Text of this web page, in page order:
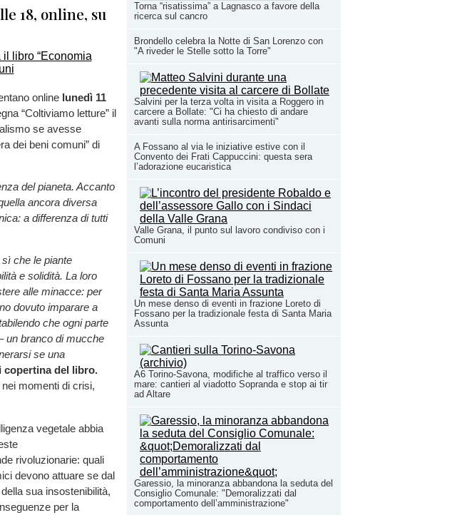
Torna “risatissima” a Lagnasco a favore della
ricerca sul cancro
Brondello celebra la Notte di San Lorenzo con
"A riveder le Stelle sotto la Torre"
Salvini per la terza volta in visita a Roggero in
carcere a Bollate: "Ci ha chiesto di andare
avanti sulla norma antirisarcimenti"
A Fossano al via le iniziative estive con il
Convento dei Frati Cappuccini: questa sera
l’adorazione eucaristica
Valle Grana, il punto sul lavoro condiviso con i
Comuni
Un mese denso di eventi in frazione Loreto di
Fossano per la tradizionale festa di Santa Maria
Assunta
A6 Torino-Savona, modifiche al traffico verso il
mare: cantieri al viadotto Sopranda e stop ai tir
ad Altare
Garessio, la minoranza abbandona la seduta del
Consiglio Comunale: "Demoralizzati dal
comportamento dell’amministrazione"
18, online, su
online lunedì 11
“Coltiviamo letture” il
se avesse
dei beni comuni” di
del pianeta. Accanto
ancora diversa
a differenza di tutti
che le piante
e solidità. La loro
alle minacce: per
dovuto imparare a
che ogni parte
un branco di mucche
se una
copertina del libro.
momenti di crisi,
vegetale abbia
rivoluzionarie: quali
devono attuare se dal
sua insostenibilità,
per la